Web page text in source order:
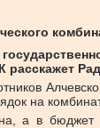
расскажет
на
а в бюджет